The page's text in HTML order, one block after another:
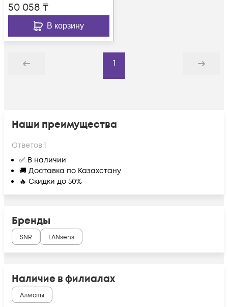
50 058 ₸
В корзину
Назад
1
Дальше
Наши преимущества
Ответов:1
✅ В наличии
🚚 Доставка по Казахстану
🔥 Скидки до 50%
Бренды
SNR LANsens
Наличие в филиалах
Алматы